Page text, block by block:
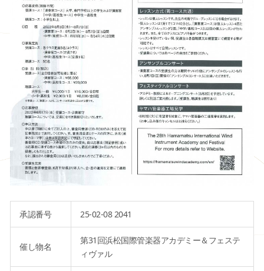
承認番号 25-02-08 2041
催し物名
第31回浜松国際管楽器アカデミー＆フェステ
ィヴァル